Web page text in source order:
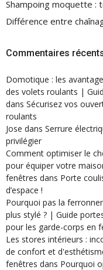
Shampoing moquette :
Différence entre
Commentaires
Domotique : les
des volets roulants |
dans Sécurisez vos
roulants
Jose dans Serrure
privilégier
Comment optimiser le
pour équiper votre
fenêtres dans Porte
d’espace !
Pourquoi pas la
plus stylé ? | Guide
pour les garde-corps en
Les stores intérieurs :
de confort et
fenêtres dans Pourquoi